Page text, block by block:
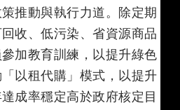
推動與執行力道。除定期
收、低污染、省資源商品
加教育訓練，以提升綠色
以租代購」模式，以提升
成率穩定高於政府核定目